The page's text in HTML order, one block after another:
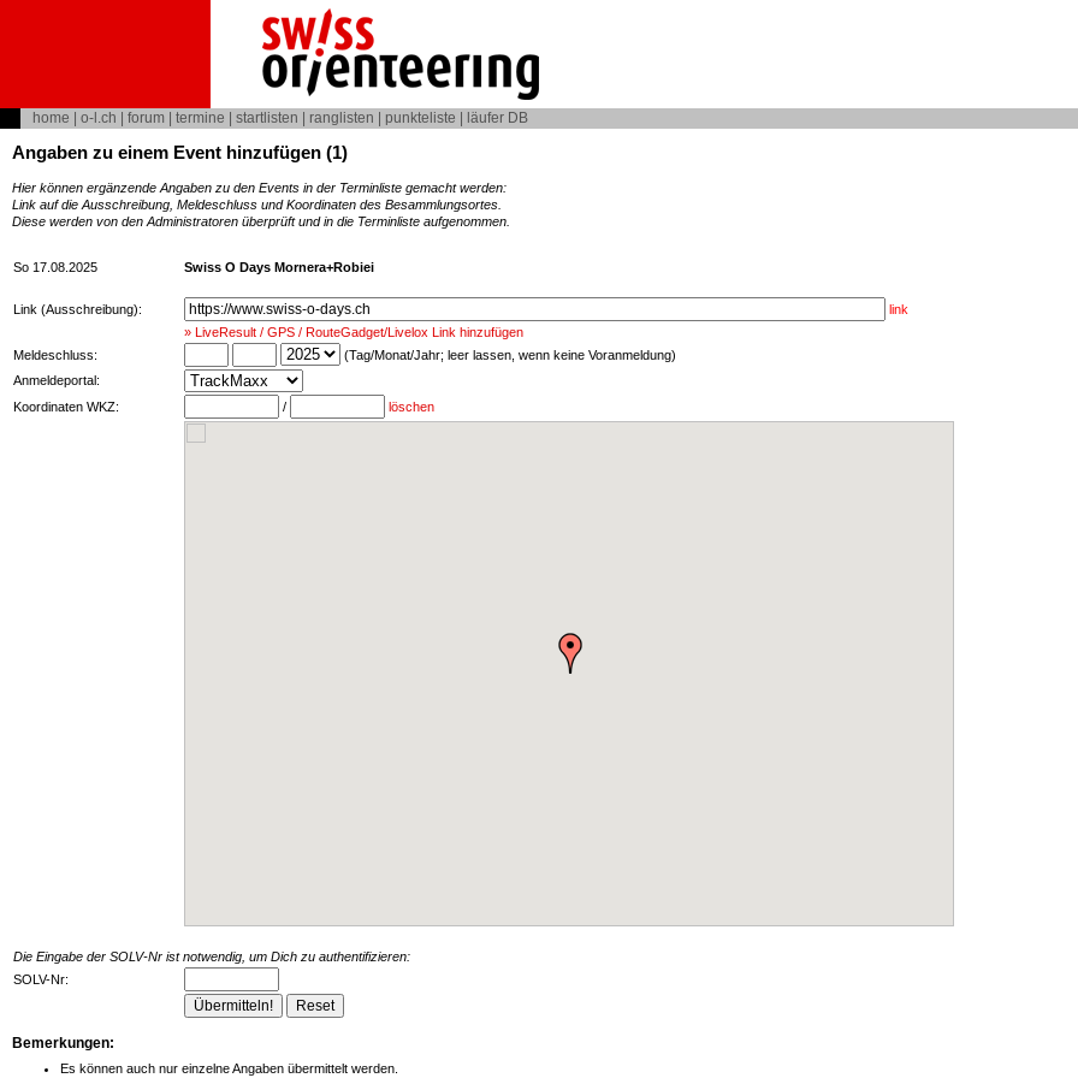
home o-l.ch forum termine startlisten ranglisten punkteliste läufer DB
Angaben zu einem Event hinzufügen (1)
Hier können ergänzende Angaben zu den Events in der Terminliste gemacht werden:
Link auf die Ausschreibung, Meldeschluss und Koordinaten des Besammlungsortes.
Diese werden von den Administratoren überprüft und in die Terminliste aufgenommen.
So 17.08.2025 Swiss O Days Mornera+Robiei
Link (Ausschreibung):
link
» LiveResult / GPS / RouteGadget/Livelox Link hinzufügen
Meldeschluss:
(Tag/Monat/Jahr; leer lassen, wenn keine Voranmeldung)
Anmeldeportal:
Koordinaten WKZ:
/ löschen
Die Eingabe der SOLV-Nr ist notwendig, um Dich zu authentifizieren:
SOLV-Nr:
Bemerkungen:
Es können auch nur einzelne Angaben übermittelt werden.